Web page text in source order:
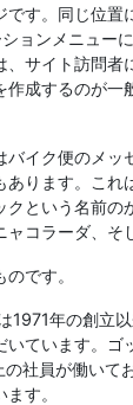
です。同じ位置
ョンメニュー
、サイト訪問者
作成するのが一
バイク便のメッ
あります。これ
クという名前の
コラーダ、そ
です。
1971年の創立
いています。ゴ
社員が働いて
す。